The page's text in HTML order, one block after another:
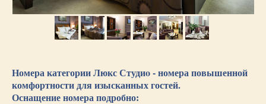
Номера категории Люкс Студиo - номера повышенной
комфортности для изысканных гостей.
Оснащение номера подробно: